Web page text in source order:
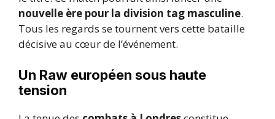
nouvelle ère pour la division tag masculine.
Tous les regards se tournent vers cette bataille
décisive au cœur de l’événement.
Un Raw européen sous haute
tension